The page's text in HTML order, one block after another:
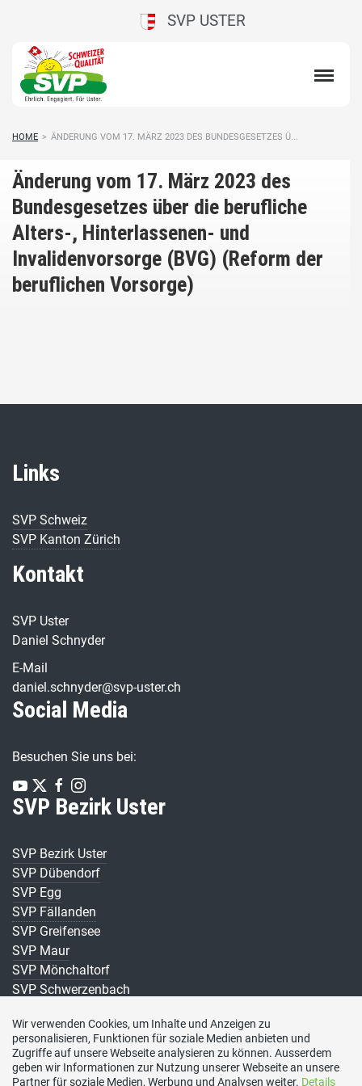
SVP USTER
HOME > ÄNDERUNG VOM 17. MÄRZ 2023 DES BUNDESGESETZES Ü...
Änderung vom 17. März 2023 des
Bundesgesetzes über die berufliche
Alters-, Hinterlassenen- und
Invalidenvorsorge (BVG) (Reform der
beruflichen Vorsorge)
Links
SVP Schweiz
SVP Kanton Zürich
Kontakt
SVP Uster
Daniel Schnyder
E-Mail
daniel.schnyder@svp-uster.ch
Social Media
Besuchen Sie uns bei:
SVP Bezirk Uster
SVP Bezirk Uster
SVP Dübendorf
SVP Egg
SVP Fällanden
SVP Greifensee
SVP Maur
SVP Mönchaltorf
SVP Schwerzenbach
SVP Volketswil
SVP Wangen-Brüttisellen
Wir verwenden Cookies, um Inhalte und Anzeigen zu
personalisieren, Funktionen für soziale Medien anbieten und
Zugriffe auf unsere Webseite analysieren zu können. Ausserdem
geben wir Informationen zur Nutzung unserer Webseite an unsere
Partner für soziale Medien, Werbung und Analysen weiter. Details